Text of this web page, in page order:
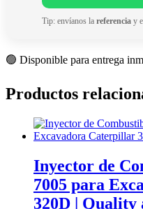
Tip: envíanos la referencia y
🟢 Disponible para entrega
Productos
Inyector de
7005 para
320D |